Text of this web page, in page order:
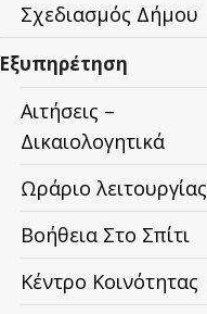
Σχεδιασμός Δήμου
Εξυπηρέτηση
Αιτήσεις –
Δικαιολογητικά
Ωράριο λειτουργίας
Βοήθεια Στο Σπίτι
Κέντρο Κοινότητας